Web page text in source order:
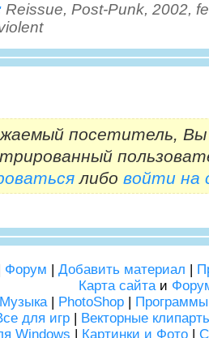
Reissue, Post-Punk, 2002,
посетитель, Вы
либо войти на
Форум | Добавить материал |
Карта сайтаи
Музыка| PhotoShop | Программы
для игр | Векторные
Windows | Картинки и Фото|